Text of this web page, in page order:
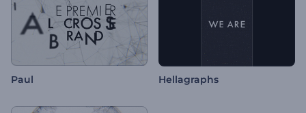
Paul Hellagraphs